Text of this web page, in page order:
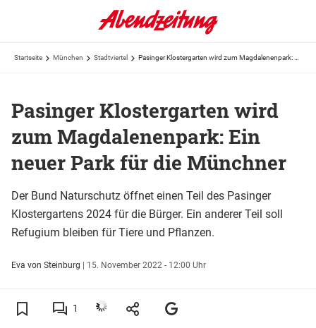
Startseite München Stadtviertel
Pasinger Klostergarten wird
zum Magdalenenpark: Ein
neuer Park für die Münchner
Der Bund Naturschutz öffnet einen Teil des Pasinger
Klostergartens 2024 für die Bürger. Ein anderer Teil soll
Refugium bleiben für Tiere und Pflanzen.
Eva von Steinburg | 15. November 2022 - 12:00 Uhr
1